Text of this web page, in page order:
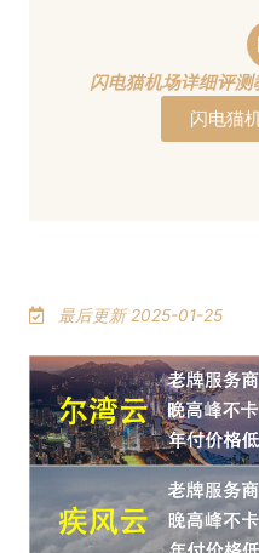
闪电猫机场详细评
闪电猫
最后更新 2025-01-25